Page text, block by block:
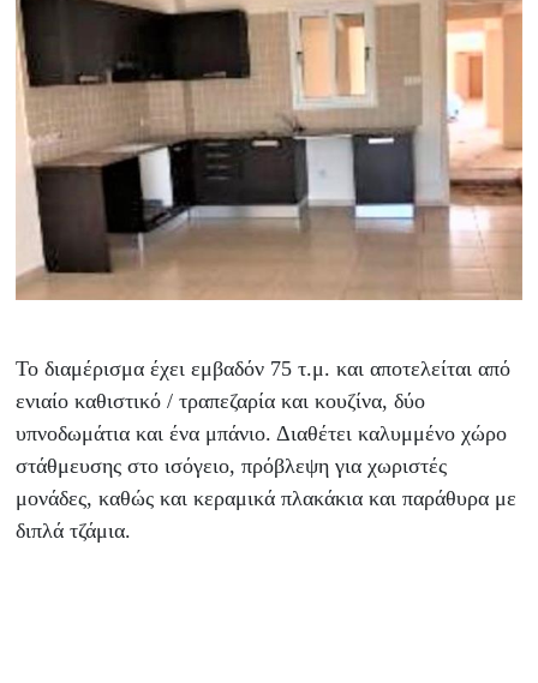
Το διαμέρισμα έχει εμβαδόν 75 τ.μ. και αποτελείται από
ενιαίο καθιστικό / τραπεζαρία και κουζίνα, δύο
υπνοδωμάτια και ένα μπάνιο. Διαθέτει καλυμμένο χώρο
στάθμευσης στο ισόγειο, πρόβλεψη για χωριστές
μονάδες, καθώς και κεραμικά πλακάκια και παράθυρα με
διπλά τζάμια.